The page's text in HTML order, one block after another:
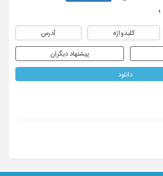
؛
کلیدواژه آدرس
پیشنهاد دیگران
دانلود